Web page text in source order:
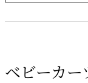
ベビーカ